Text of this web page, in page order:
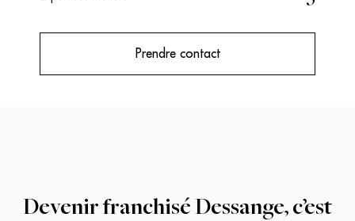
Prendre contact
Devenir franchisé Dessange, c’est